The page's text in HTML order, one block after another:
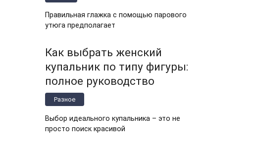
Правильная глажка с помощью парового
утюга предполагает
Как выбрать женский
купальник по типу фигуры:
полное руководство
Разное
Выбор идеального купальника – это не
просто поиск красивой